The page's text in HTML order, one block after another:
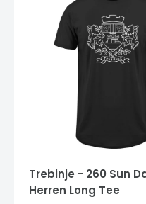
Trebinje - 260 Sun
Herren Long Tee